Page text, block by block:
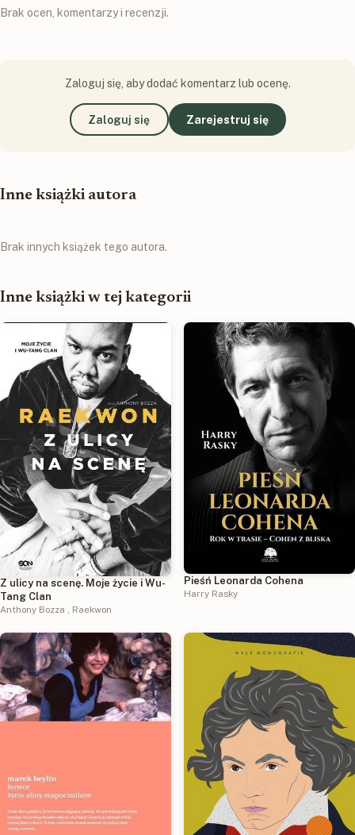
Brak ocen, komentarzy i recenzji.
Zaloguj się, aby dodać komentarz lub ocenę.
Zaloguj się Zarejestruj się
Inne książki autora
Brak innych książek tego autora.
Inne książki w tej kategorii
Z ulicy na scenę. Moje życie i Wu-
Tang Clan
Anthony Bozza , Raekwon
Pieśń Leonarda Cohena
Harry Rasky